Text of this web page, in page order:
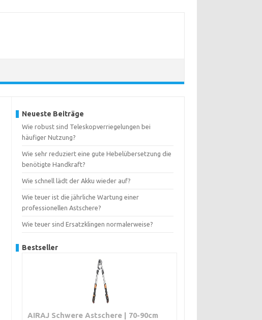
Neueste Beiträge
Wie robust sind Teleskopverriegelungen bei
häufiger Nutzung?
Wie sehr reduziert eine gute Hebelübersetzung die
benötigte Handkraft?
Wie schnell lädt der Akku wieder auf?
Wie teuer ist die jährliche Wartung einer
professionellen Astschere?
Wie teuer sind Ersatzklingen normalerweise?
Bestseller
AIRAJ Schwere Astschere | 70-90cm